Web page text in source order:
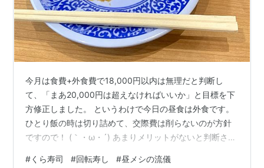
今月は食費+外食費で18,000円以内は無理だと判断し
て、「まあ20,000円は超えなければいいか」と目標を下
方修正しました。 というわけで今日の昼食は外食です。
ひとり飯の時は切り詰めて、交際費は削らないのが方針
ですので！ (｀・ω・´) あまりメリットがないと判断され
きたいと言うので、本日の昼食はくら寿司へ。 回転寿司
#くら寿司 #回転寿し #昼メシの流儀